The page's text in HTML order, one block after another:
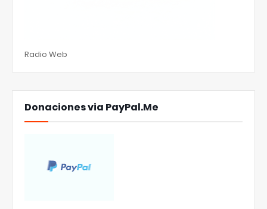
Radio Web
Donaciones via PayPal.Me